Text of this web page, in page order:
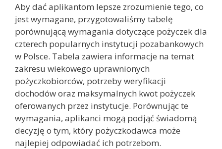
Aby dać aplikantom lepsze zrozumienie tego, co
jest wymagane, przygotowaliśmy tabelę
porównującą wymagania dotyczące pożyczek dla
czterech popularnych instytucji pozabankowych
w Polsce. Tabela zawiera informacje na temat
zakresu wiekowego uprawnionych
pożyczkobiorców, potrzeby weryfikacji
dochodów oraz maksymalnych kwot pożyczek
oferowanych przez instytucje. Porównując te
wymagania, aplikanci mogą podjąć świadomą
decyzję o tym, który pożyczkodawca może
najlepiej odpowiadać ich potrzebom.